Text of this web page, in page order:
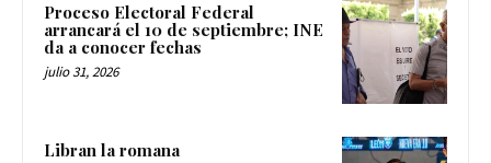
Proceso Electoral Federal
arrancará el 10 de septiembre; INE
da a conocer fechas
julio 31, 2026
Libran la romana